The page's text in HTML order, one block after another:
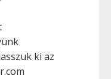
ki az